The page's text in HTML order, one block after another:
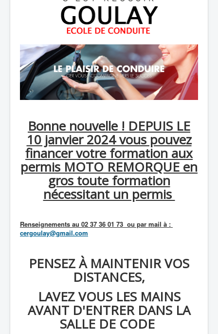
Bonne nouvelle ! DEPUIS LE
10 janvier 2024 vous pouvez
financer votre formation aux
permis MOTO REMORQUE en
gros toute formation
nécessitant un permis
Renseignements au 02 37 36 01 73 ou par mail à :
cergoulay@gmail.com
PENSEZ À MAINTENIR VOS
DISTANCES,
LAVEZ VOUS LES MAINS
AVANT D'ENTRER DANS LA
SALLE DE CODE